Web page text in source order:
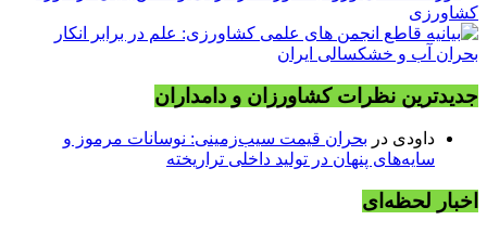
جدیدترین نظرات کشاورزان و دامداران
داودی در بحران قیمت سیب‌زمینی: نوسانات مرموز و
سایه‌های پنهان در تولید داخلی تراریخته
اخبار لحظه‌ای